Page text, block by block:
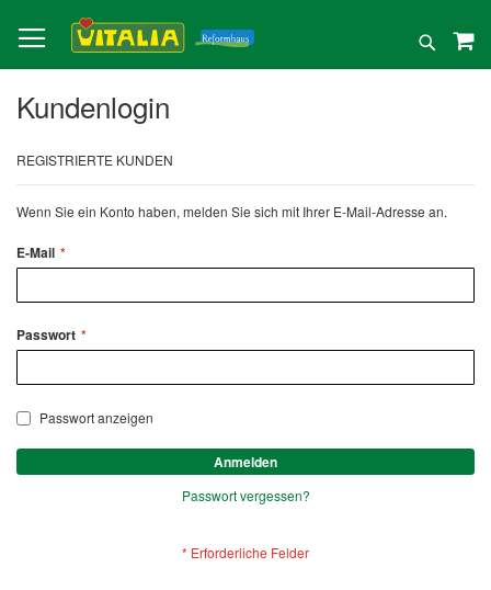
zum
Inhalt
Suche
Kundenlogin
REGISTRIERTE KUNDEN
Wenn Sie ein Konto haben, melden Sie sich mit Ihrer E-Mail-Adresse an.
E-Mail
Passwort
Passwort anzeigen
Anmelden
Passwort vergessen?